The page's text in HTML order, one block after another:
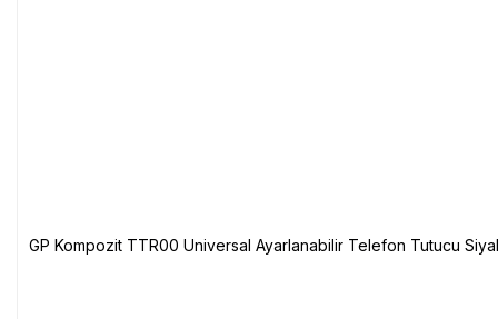
GP Kompozit TTR00 Universal Ayarlanabilir Telefon Tutucu